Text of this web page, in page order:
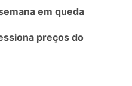
em queda
preços do